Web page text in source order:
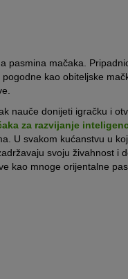
pasmina mačaka.
kao obiteljske
nauče donijeti igračku i
za razvijanje
U svakom kućanstvu u
svoju živahnost i
kao mnoge orijentalne
i zdravom, zakrivljene
voska i visokog